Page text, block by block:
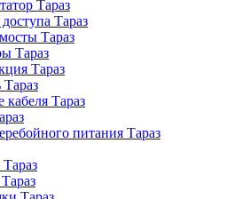
Тараз
Тараз
Тараз
Тараз
Тараз
Тараз
кабеля Тараз
питания Тараз